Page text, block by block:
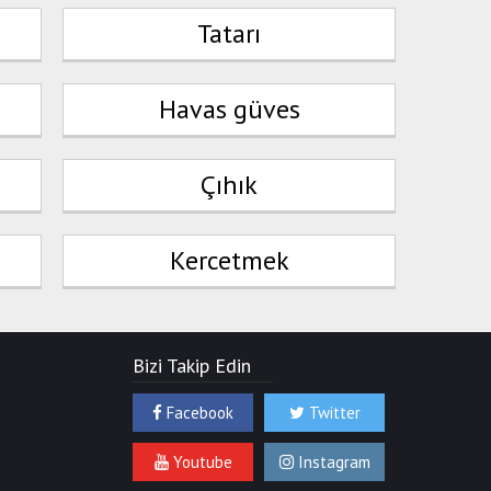
Tatarı
Havas güves
Çıhık
Kercetmek
Bizi Takip Edin
Facebook Twitter
Youtube Instagram